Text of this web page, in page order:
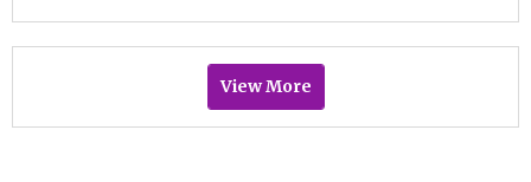
View More